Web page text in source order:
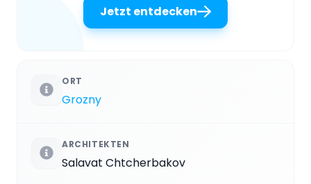
Jetzt entdecken
ORT
Grozny
ARCHITEKTEN
Salavat Chtcherbakov